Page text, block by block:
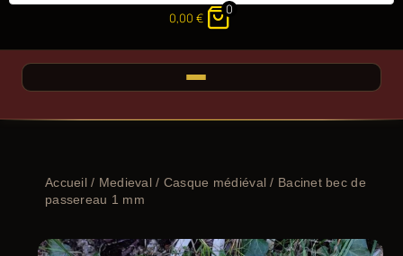
0,00 €
0
Accueil/ Medieval / Casque médiéval / Bacinet bec de
passereau 1 mm